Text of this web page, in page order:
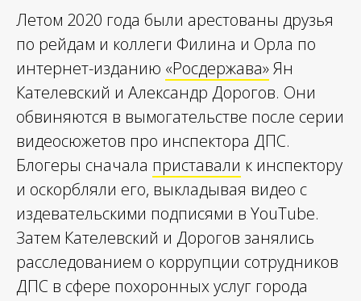
Летом 2020 года были арестованы друзья
по рейдам и коллеги Филина и Орла по
интернет-изданию «Росдержава»Ян
Кателевский и Александр Дорогов. Они
обвиняются в вымогательстве после серии
видеосюжетов про инспектора ДПС.
Блогеры сначала приставали к инспектору
и оскорбляли его, выкладывая видео с
издевательскими подписями в YouTube.
Затем Кателевский и Дорогов занялись
расследованием о коррупции сотрудников
ДПС в сфере похоронных услуг города